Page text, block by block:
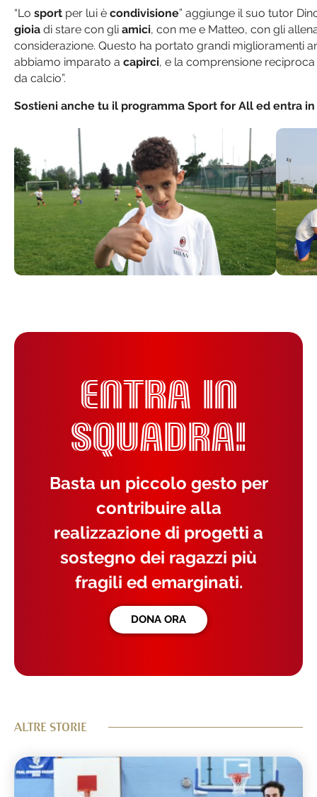
“Lo sport per lui è condivisione” aggiunge il suo tutor
gioia di stare con gli amici, con me e Matteo, con gli
considerazione. Questo ha portato grandi miglioramenti
abbiamo imparato a capirci, e la comprensione
da calcio”.
Sostieni anche tu il programma Sport for All ed entra
ENTRA IN
SQUADRA!
Basta un piccolo gesto per
contribuire alla
realizzazione di progetti a
sostegno dei ragazzi più
fragili ed emarginati.
DONA ORA
ALTRE STORIE